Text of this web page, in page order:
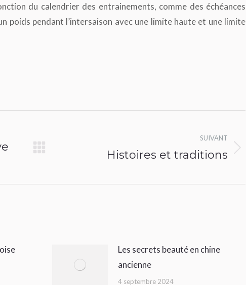
du calendrier des entrainements, comme des échéances
poids pendant l’intersaison avec une limite haute et une limite
SUIVANT
:
Histoires et traditions
Les secrets beauté en chine
ancienne
4 septembre 2024